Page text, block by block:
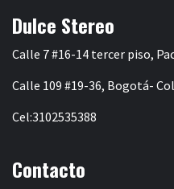
Dulce Stereo
Calle 7 #16-14 tercer piso,
Calle 109 #19-36, Bogotá-
Cel:3102535388
Contacto